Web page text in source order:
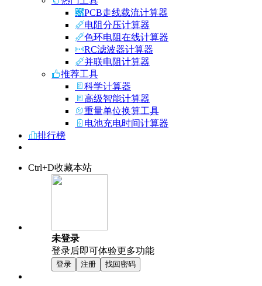
PCB走线载流计算器
电阻分压计算器
色环电阻在线计算器
RC滤波器计算器
并联电阻计算器
推荐工具
科学计算器
高级智能计算器
重量单位换算工具
电池充电时间计算器
排行榜
Ctrl+D收藏本站
未登录
登录后即可体验更多功能
登录 注册 找回密码